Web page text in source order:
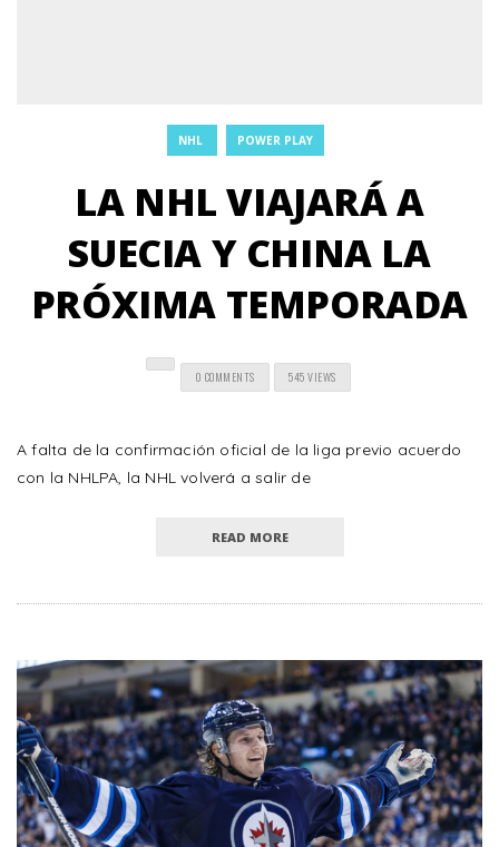
NHL POWER PLAY
LA NHL VIAJARÁ A
SUECIA Y CHINA LA
PRÓXIMA TEMPORADA
0 COMMENTS 545 VIEWS
A falta de la confirmación oficial de la liga previo acuerdo
con la NHLPA, la NHL volverá a salir de
READ MORE